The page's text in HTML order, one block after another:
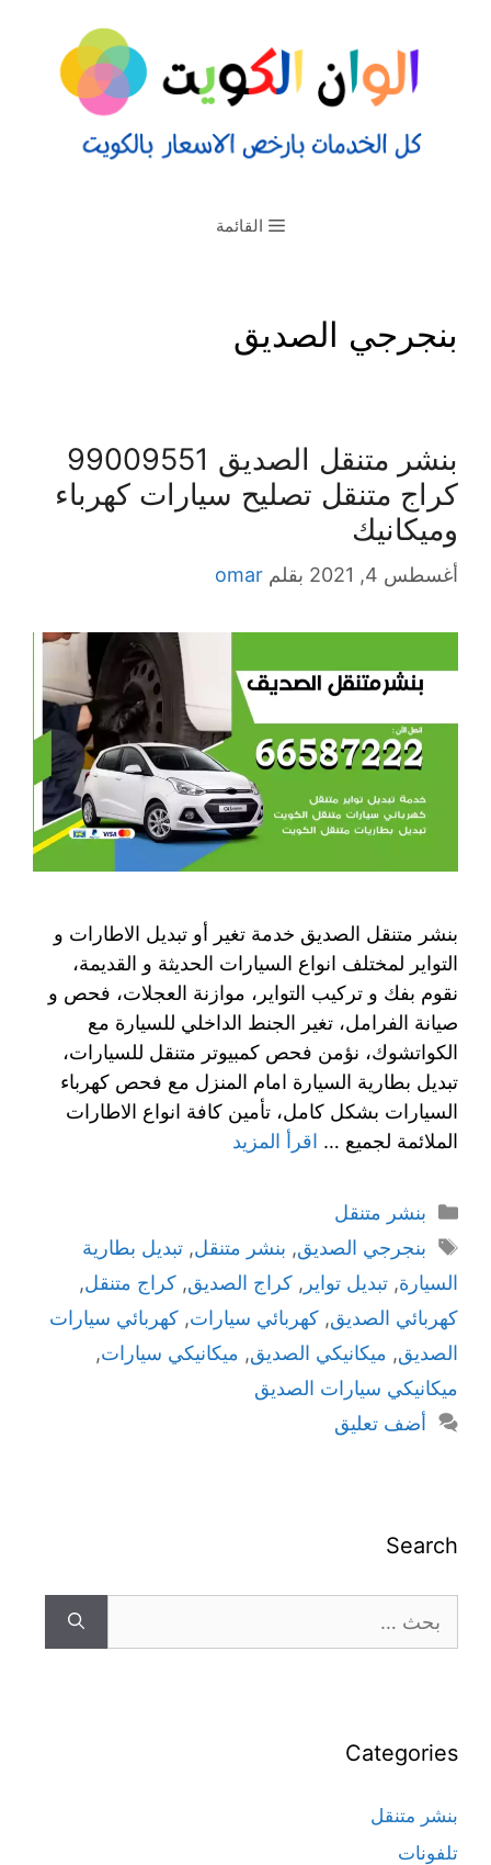
القائمة
بنجرجي الصديق
كراج متنقل تصليح سيارات كهرباء
وميكانيك
أغسطس 4, 2021 بقلم omar
بنشر متنقل الصديق خدمة تغير أو تبديل الاطارات و
التواير لمختلف انواع السيارات الحديثة و القديمة،
نقوم بفك و تركيب التواير، موازنة العجلات، فحص و
صيانة الفرامل، تغير الجنط الداخلي للسيارة مع
الكواتشوك، نؤمن فحص كمبيوتر متنقل للسيارات،
تبديل بطارية السيارة امام المنزل مع فحص كهرباء
السيارات بشكل كامل، تأمين كافة انواع الاطارات
الملائمة لجميع … اقرأ المزيد
بنشر متنقل
بنجرجي الصديق, بنشر متنقل, تبديل بطارية
السيارة, تبديل تواير , كراج الصديق, كراج متنقل,
كهربائي الصديق, كهربائي سيارات, كهربائي سيارات
الصديق, ميكانيكي الصديق, ميكانيكي سيارات,
ميكانيكي سيارات الصديق
أضف تعليق
Search
Categories
بنشر متنقل
تلفونات